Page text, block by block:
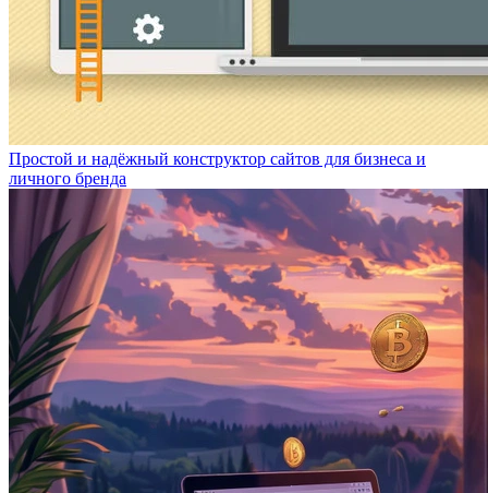
Простой и надёжный конструктор сайтов для бизнеса и
личного бренда